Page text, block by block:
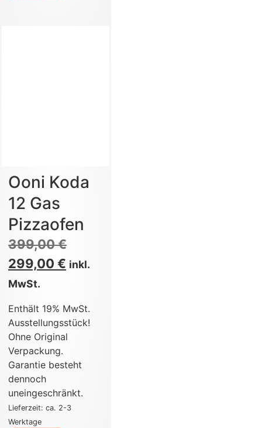
Ooni Koda
12 Gas
Pizzaofen
399,00€
299,00€ inkl.
MwSt.
Enthält 19% MwSt.
Ausstellungsstück!
Ohne Original
Verpackung.
Garantie besteht
dennoch
uneingeschränkt.
Lieferzeit: ca. 2-3
Werktage